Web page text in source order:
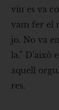
viu es va
vam fer el
jo. No va
la.”
aquell
res.